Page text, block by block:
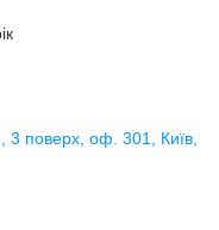
, 3 поверх, оф. 301, Київ,